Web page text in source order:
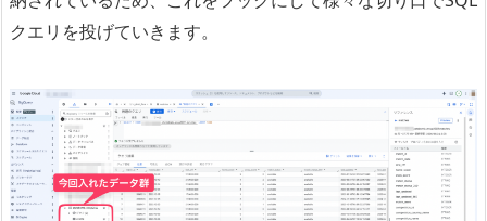
クエリを投げていきます。